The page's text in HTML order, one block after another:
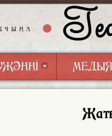
МЕДЫЯ
МЕДЫЯ